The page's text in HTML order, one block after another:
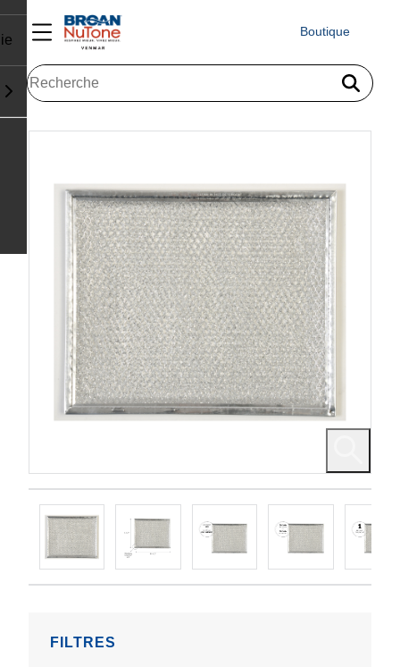
Boutique
FILTRES